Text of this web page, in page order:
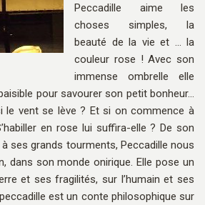
Peccadille aime les
choses simples, la
beauté de la vie et ... la
couleur rose ! Avec son
immense ombrelle elle
pour savourer son petit bonheur…
le vent se lève ? Et si on commence à
en rose lui suffira-elle ? De son
ses grands tourments, Peccadille nous
dans son monde onirique. Elle pose un
et ses fragilités, sur l’humain et ses
est un conte philosophique sur